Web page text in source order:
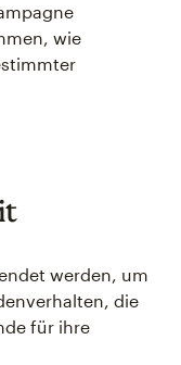
wie
werden, um
die
für ihre